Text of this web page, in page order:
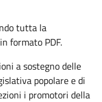
tutta la
formato PDF.
a sostegno delle
popolare e di
i promotori della